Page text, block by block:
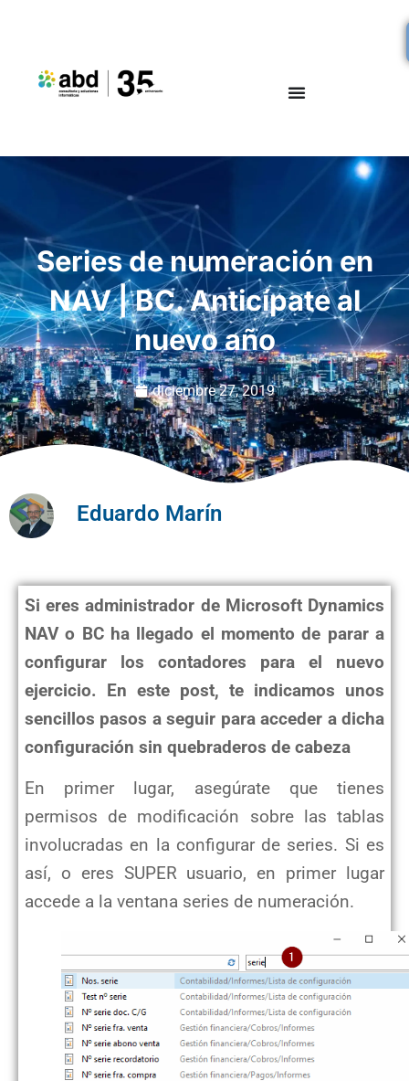
Series de numeración en
NAV | BC. Anticípate al
nuevo año
diciembre 27, 2019
Eduardo Marín
Si eres administrador de Microsoft Dynamics
NAV o BC ha llegado el momento de parar a
configurar los contadores para el nuevo
ejercicio. En este post, te indicamos unos
sencillos pasos a seguir para acceder a dicha
configuración sin quebraderos de cabeza
En primer lugar, asegúrate que tienes
permisos de modificación sobre las tablas
involucradas en la configurar de series. Si es
así, o eres SUPER usuario, en primer lugar
accede a la ventana series de numeración.